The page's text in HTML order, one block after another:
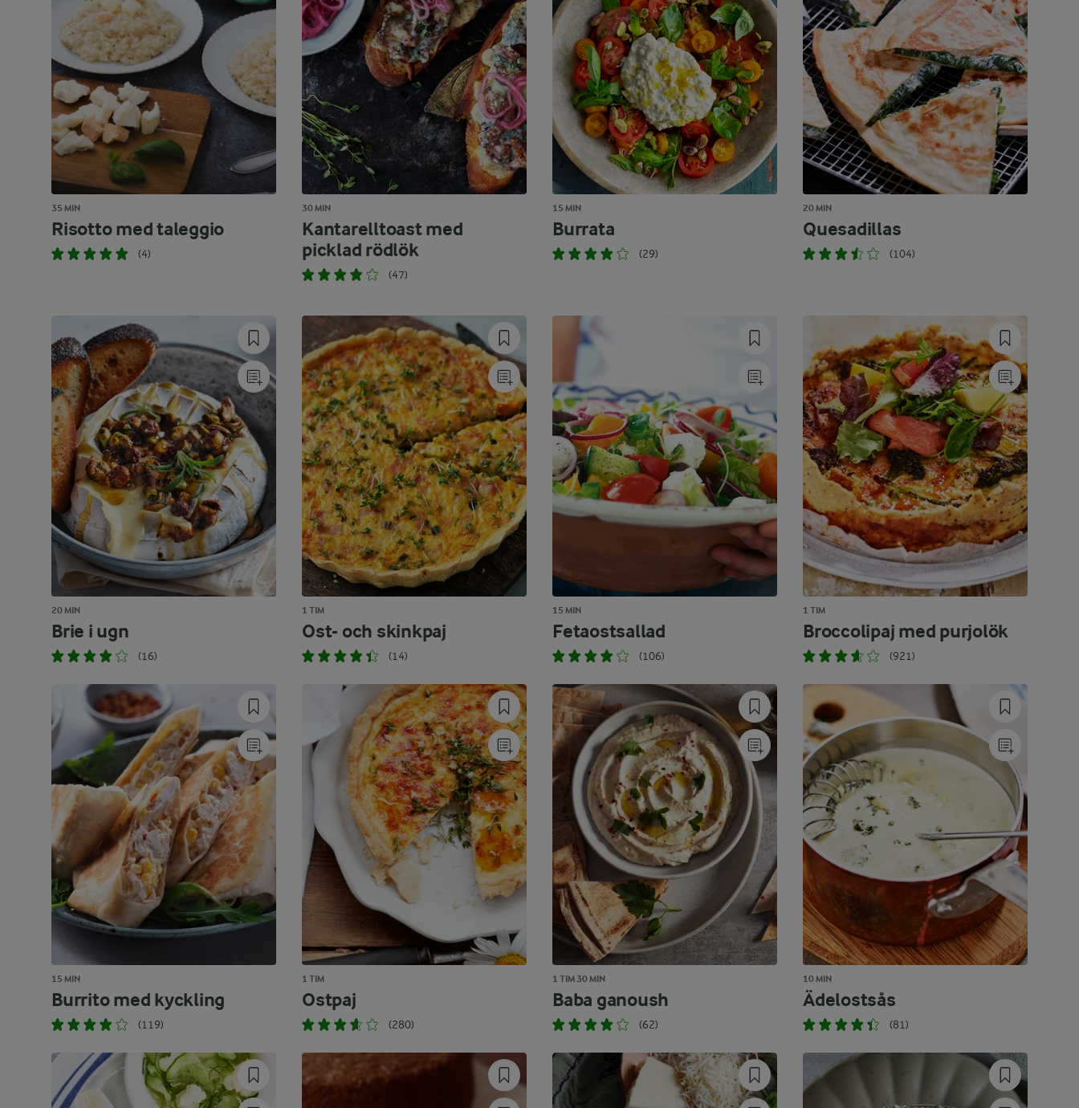
35 MIN
Risotto med taleggio
(4)
30 MIN
Kantarelltoast med
picklad rödlök
(47)
15 MIN
Burrata
(29)
20 MIN
Quesadillas
(104)
20 MIN
Brie i ugn
(16)
1 TIM
Ost- och skinkpaj
(14)
15 MIN
Fetaostsallad
(106)
1 TIM
Broccolipaj med purjolök
(921)
15 MIN
Burrito med kyckling
(119)
1 TIM
Ostpaj
(280)
1 TIM 30 MIN
Baba ganoush
(62)
10 MIN
Ädelostsås
(81)